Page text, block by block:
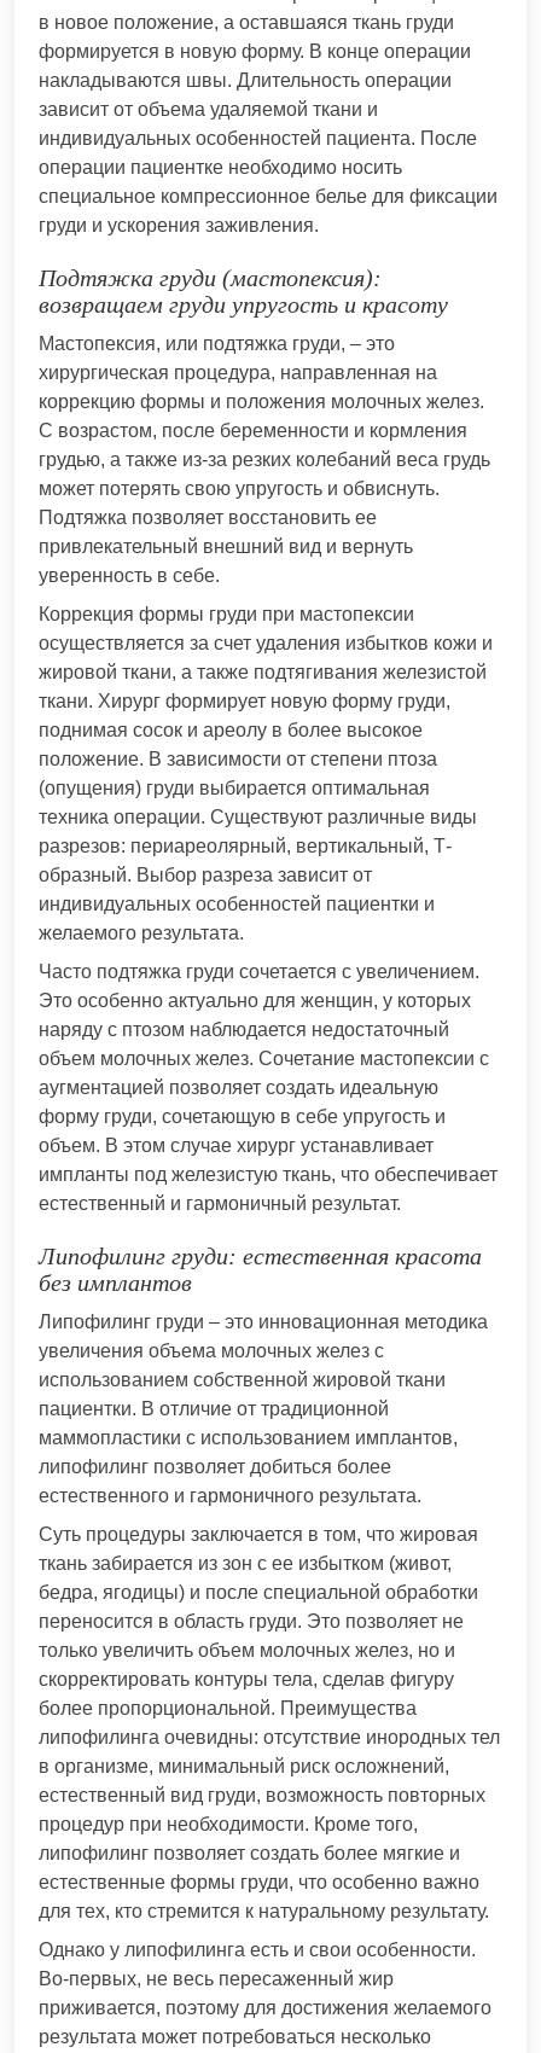
в новое положение, а оставшаяся ткань груди
формируется в новую форму. В конце операции
накладываются швы. Длительность операции
зависит от объема удаляемой ткани и
индивидуальных особенностей пациента. После
операции пациентке необходимо носить
специальное компрессионное белье для фиксации
груди и ускорения заживления.
Подтяжка груди (мастопексия):
возвращаем груди упругость и красоту
Мастопексия, или подтяжка груди, – это
хирургическая процедура, направленная на
коррекцию формы и положения молочных желез.
С возрастом, после беременности и кормления
грудью, а также из-за резких колебаний веса грудь
может потерять свою упругость и обвиснуть.
Подтяжка позволяет восстановить ее
привлекательный внешний вид и вернуть
уверенность в себе.
Коррекция формы груди при мастопексии
осуществляется за счет удаления избытков кожи и
жировой ткани, а также подтягивания железистой
ткани. Хирург формирует новую форму груди,
поднимая сосок и ареолу в более высокое
положение. В зависимости от степени птоза
(опущения) груди выбирается оптимальная
техника операции. Существуют различные виды
разрезов: периареолярный, вертикальный, Т-
образный. Выбор разреза зависит от
индивидуальных особенностей пациентки и
желаемого результата.
Часто подтяжка груди сочетается с увеличением.
Это особенно актуально для женщин, у которых
наряду с птозом наблюдается недостаточный
объем молочных желез. Сочетание мастопексии с
аугментацией позволяет создать идеальную
форму груди, сочетающую в себе упругость и
объем. В этом случае хирург устанавливает
импланты под железистую ткань, что обеспечивает
естественный и гармоничный результат.
Липофилинг груди: естественная красота
без имплантов
Липофилинг груди – это инновационная методика
увеличения объема молочных желез с
использованием собственной жировой ткани
пациентки. В отличие от традиционной
маммопластики с использованием имплантов,
липофилинг позволяет добиться более
естественного и гармоничного результата.
Суть процедуры заключается в том, что жировая
ткань забирается из зон с ее избытком (живот,
бедра, ягодицы) и после специальной обработки
переносится в область груди. Это позволяет не
только увеличить объем молочных желез, но и
скорректировать контуры тела, сделав фигуру
более пропорциональной. Преимущества
липофилинга очевидны: отсутствие инородных тел
в организме, минимальный риск осложнений,
естественный вид груди, возможность повторных
процедур при необходимости. Кроме того,
липофилинг позволяет создать более мягкие и
естественные формы груди, что особенно важно
для тех, кто стремится к натуральному результату.
Однако у липофилинга есть и свои особенности.
Во-первых, не весь пересаженный жир
приживается, поэтому для достижения желаемого
результата может потребоваться несколько